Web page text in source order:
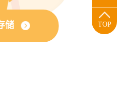
储 TOP